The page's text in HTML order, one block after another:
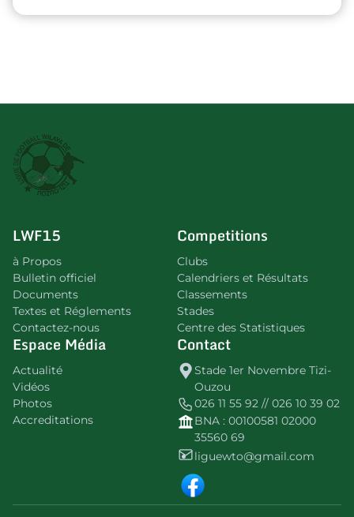
LWF15
à Propos
Bulletin officiel
Documents
Textes et Réglements
Contactez-nous
Competitions
Clubs
Calendriers et Résultats
Classements
Stades
Centre des Statistiques
Espace Média
Actualité
Vidéos
Photos
Accreditations
Contact
Stade 1er Novembre Tizi-
Ouzou
026 11 55 92 // 026 10 39 02
BNA : 00100581 02000
35560 69
liguewto@gmail.com